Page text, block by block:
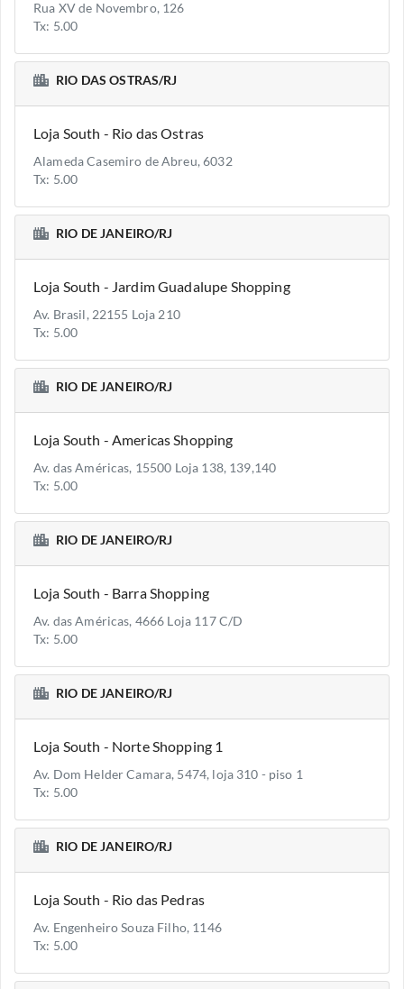
Rua XV de Novembro, 126
Tx: 5.00
RIO DAS OSTRAS/RJ
Loja South - Rio das Ostras
Alameda Casemiro de Abreu, 6032
Tx: 5.00
RIO DE JANEIRO/RJ
Loja South - Jardim Guadalupe Shopping
Av. Brasil, 22155 Loja 210
Tx: 5.00
RIO DE JANEIRO/RJ
Loja South - Americas Shopping
Av. das Américas, 15500 Loja 138, 139,140
Tx: 5.00
RIO DE JANEIRO/RJ
Loja South - Barra Shopping
Av. das Américas, 4666 Loja 117 C/D
Tx: 5.00
RIO DE JANEIRO/RJ
Loja South - Norte Shopping 1
Av. Dom Helder Camara, 5474, loja 310 - piso 1
Tx: 5.00
RIO DE JANEIRO/RJ
Loja South - Rio das Pedras
Av. Engenheiro Souza Filho, 1146
Tx: 5.00